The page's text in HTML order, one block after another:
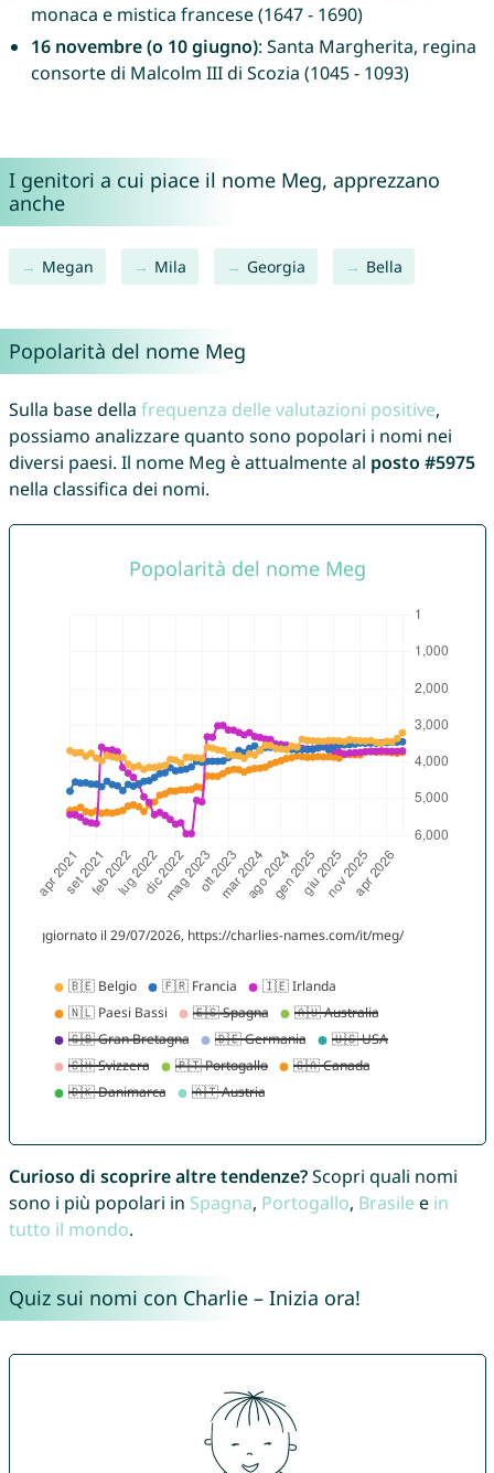
monaca e mistica francese (1647 - 1690)
16 novembre (o 10 giugno): Santa Margherita, regina
consorte di Malcolm III di Scozia (1045 - 1093)
I genitori a cui piace il nome Meg, apprezzano
anche
Megan Mila Georgia Bella
Popolarità del nome Meg
Sulla base della frequenza delle valutazioni positive,
possiamo analizzare quanto sono popolari i nomi nei
diversi paesi. Il nome Meg è attualmente al posto #5975
nella classifica dei nomi.
Curioso di scoprire altre tendenze?Scopri quali nomi
sono i più popolari in Spagna, Portogallo, Brasile e in
tutto il mondo.
Quiz sui nomi con Charlie – Inizia ora!